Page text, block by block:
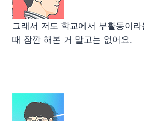
그래서 저도 학교에서 부활동이
때 잠깐 해본 거 말고는 없어요.